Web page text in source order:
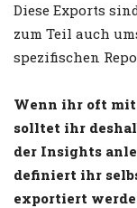
Diese Exports
zum Teil auch
spezifischen
Wenn ihr oft mit
solltet ihr
der Insights
definiert ihr
exportiert